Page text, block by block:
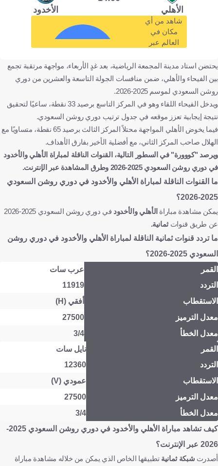
الأهلي
الأخدود
شاهد من أي
مكان في
العالم عبر
يحتضن استاد مدينة المجمعة الرياضية، بعد غدٍ الأربعاء، مواجهة مرتقبة تجمع
بين الفيحاء والأهلي، ضمن منافسات الجولة التاسعة والعشرين من دوري
روشن السعودي لموسم 2025-2026.
ويدخل الفيحاء اللقاء وهو في المركز التاسع برصيد 33 نقطة، ساعيًا لتحقيق
نتيجة إيجابية تعزز موقعه في جدول ترتيب دوري روشن السعودي.
فيما يخوض الأهلي المواجهة محتلاً المركز الثالث برصيد 65 نقطة، متساويًا مع
الهلال صاحب المركز الثاني، مع أفضلية الأخير بفارق الأهداف.
ويرصد "كووورة" في السطور التالية، القنوات الناقلة لمباراة الأهلي والأخدود
في دوري روشن السعودي 2025-2026 وطرق المشاهدة عبر الإنترنت.
ما القنوات الناقلة لمباراة الأهلي والأخدود في دوري روشن السعودي
2025-2026؟
يمكن مشاهدة مباراة الأهلي والأخدود
في دوري روشن السعودي 2025-2026
عن طريق قنواتثمانية.
ما تردد قنوات ثمانية الناقلة لمباراة الأهلي والأخدود في دوري روشن
السعودي 2025-2026؟
القمر
عرب سات
التردد
11919
الاستقطاب
أفقي (H)
معدل الترميز
27500
معدل الخطأ
3/4
القمر
نايل سات
التردد
12360
الاستقطاب
عمودي (V)
معدل الترميز
27500
معدل الخطأ
3/4
كيف تشاهد مباراة الأهلي والأخدود
في دوري روشن السعودي 2025-
2026 عبر الإنترنت؟
أصدرت شبكة ثمانية تطبيقها الخاص الذي يمكن من خلاله مشاهدة مباراة